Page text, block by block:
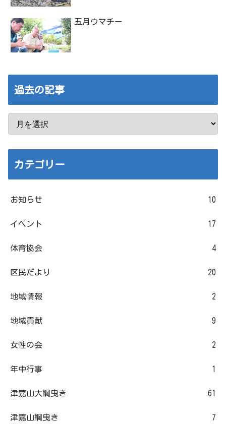
五月ウマチー
過去の記事
カテゴリー
お知らせ 10
イベント 17
体育協会 4
区民だより 20
地域情報 2
地域貢献 9
女性の会 2
年中行事 1
津嘉山大綱曳き 61
津嘉山綱曳き 7